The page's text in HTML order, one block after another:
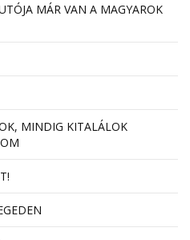
MÁR VAN A MAGYAROK
MINDIG KITALÁLOK